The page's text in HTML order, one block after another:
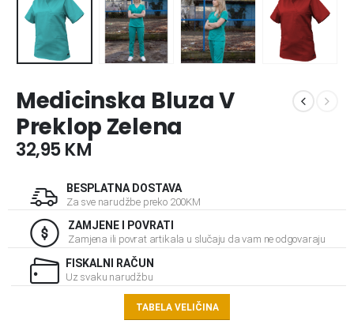
Medicinska Bluza V
Preklop Zelena
32,95KM
BESPLATNA DOSTAVA
Za sve narudžbe preko 200KM
ZAMJENE I POVRATI
Zamjena ili povrat artikala u slučaju da vam ne odgovaraju
FISKALNI RAČUN
Uz svaku narudžbu
TABELA VELIČINA